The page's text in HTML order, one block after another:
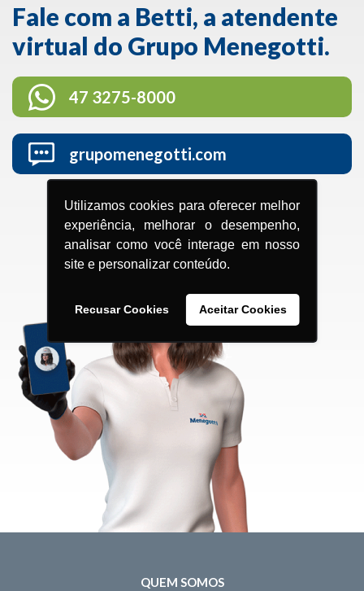
Utilizamos cookies para oferecer melhor
experiência, melhorar o desempenho,
analisar como você interage em nosso
site e personalizar conteúdo.
Recusar Cookies Aceitar Cookies
Fale com a Betti, a atendente
virtual do Grupo Menegotti.
47 3275-8000
grupomenegotti.com
QUEM SOMOS